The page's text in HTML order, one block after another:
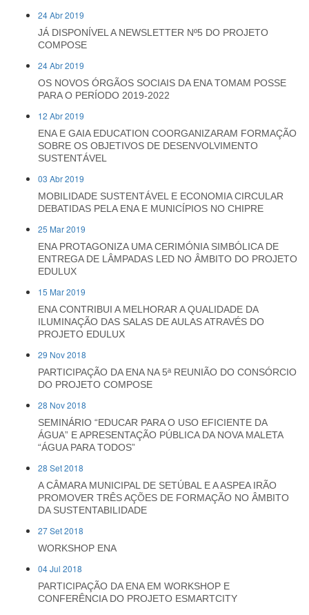
24 Abr 2019
JÁ DISPONÍVEL A NEWSLETTER Nº5 DO PROJETO
COMPOSE
24 Abr 2019
OS NOVOS ÓRGÃOS SOCIAIS DA ENA TOMAM POSSE
PARA O PERÍODO 2019-2022
12 Abr 2019
ENA E GAIA EDUCATION COORGANIZARAM FORMAÇÃO
SOBRE OS OBJETIVOS DE DESENVOLVIMENTO
SUSTENTÁVEL
03 Abr 2019
MOBILIDADE SUSTENTÁVEL E ECONOMIA CIRCULAR
DEBATIDAS PELA ENA E MUNICÍPIOS NO CHIPRE
25 Mar 2019
ENA PROTAGONIZA UMA CERIMÓNIA SIMBÓLICA DE
ENTREGA DE LÂMPADAS LED NO ÂMBITO DO PROJETO
EDULUX
15 Mar 2019
ENA CONTRIBUI A MELHORAR A QUALIDADE DA
ILUMINAÇÃO DAS SALAS DE AULAS ATRAVÉS DO
PROJETO EDULUX
29 Nov 2018
PARTICIPAÇÃO DA ENA NA 5ª REUNIÃO DO CONSÓRCIO
DO PROJETO COMPOSE
28 Nov 2018
SEMINÁRIO “EDUCAR PARA O USO EFICIENTE DA
ÁGUA” E APRESENTAÇÃO PÚBLICA DA NOVA MALETA
“ÁGUA PARA TODOS”
28 Set 2018
A CÂMARA MUNICIPAL DE SETÚBAL E A ASPEA IRÃO
PROMOVER TRÊS AÇÕES DE FORMAÇÃO NO ÂMBITO
DA SUSTENTABILIDADE
27 Set 2018
WORKSHOP ENA
04 Jul 2018
PARTICIPAÇÃO DA ENA EM WORKSHOP E
CONFERÊNCIA DO PROJETO ESMARTCITY